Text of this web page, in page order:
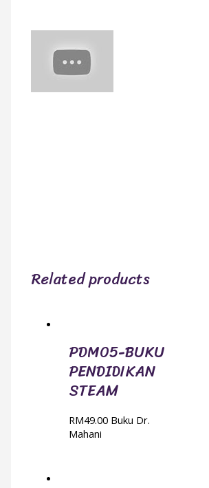
Related products
PDM05-BUKU
PENDIDIKAN
STEAM
RM49.00 Buku Dr.
Mahani